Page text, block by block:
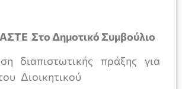
Στο Δημοτικό Συμβούλιο
διαπιστωτικής πράξης για
Διοικητικού